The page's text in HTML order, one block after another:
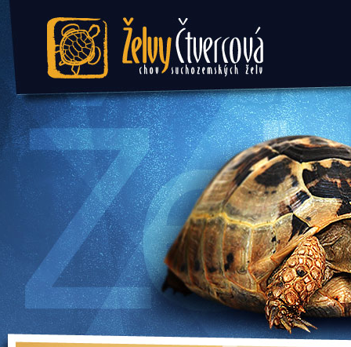
Želvy Čtvercová - chov
suchozemských želv